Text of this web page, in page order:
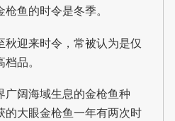
鱼的时令是冬季。
秋迎来时令，常被认为是仅
品。
广阔海域生息的金枪鱼种
的大眼金枪鱼一年有两次时